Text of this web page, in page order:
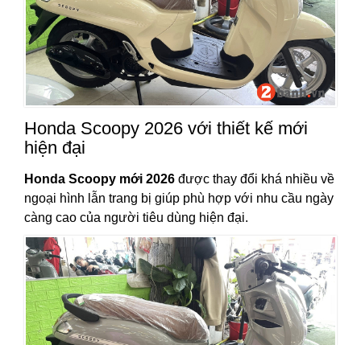
Honda Scoopy 2026 với thiết kế mới
hiện đại
Honda Scoopy mới 2026 được thay đổi khá nhiều về
ngoại hình lẫn trang bị giúp phù hợp với nhu cầu ngày
càng cao của người tiêu dùng hiện đại.